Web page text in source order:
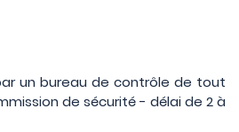
un bureau de contrôle de tout
de sécurité - délai de 2 à